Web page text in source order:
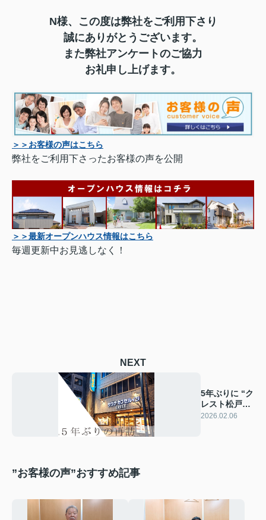
N様、この度は弊社をご利用下さり
誠にありがとうございます。
また弊社アンケートのご協力
お礼申し上げます。
＞＞お客様の声はこちら
弊社をご利用下さったお客様の声を公開
＞＞最新オープンハウス情報はこちら
毎週更新中お見逃しなく！
NEXT
5年ぶりに “ク
レスト松戸”
を再訪してみ
2026.02.06
”お客様の声”おすすめ記事